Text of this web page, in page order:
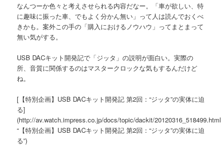
なんつーか色々と考えさせられる内容だなー。「車が欲しい、特
に趣味に振った車、でもよく分かん無い」って人は読んでおくべ
きかも。案外この手の「購入におけるノウハウ」ってまとまって
無い気がする。
USB DACキット開発記で「ジッタ」の説明が面白い。実際の
所、音質に関係するのはマスタークロックな気もするんだけど
ね。
[【特別企画】USB DACキット開発記 第2回：“ジッタ”の実体に迫
る]
(http://av.watch.impress.co.jp/docs/topic/dackit/20120316_518499.html
“【特別企画】USB DACキット開発記 第2回：“ジッタ”の実体に迫
る”)